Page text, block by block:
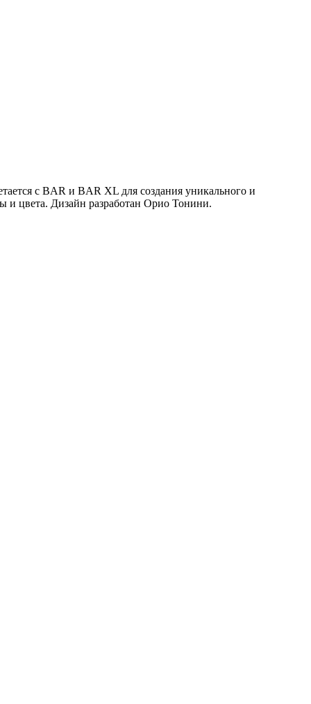
с BAR и BAR XL для создания уникального и
и цвета. Дизайн разработан Орио Тонини.